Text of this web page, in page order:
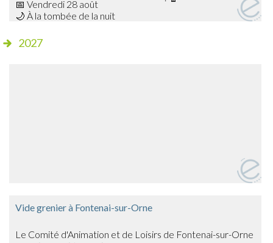
📅 Vendredi 28 août
🌙 À la tombée de la nuit
🎥 Cette année, découvrez Les Bad Guys, un film
2027
Vide grenier à Fontenai-sur-Orne
Le Comité d'Animation et de Loisirs de Fontenai-sur-Orne